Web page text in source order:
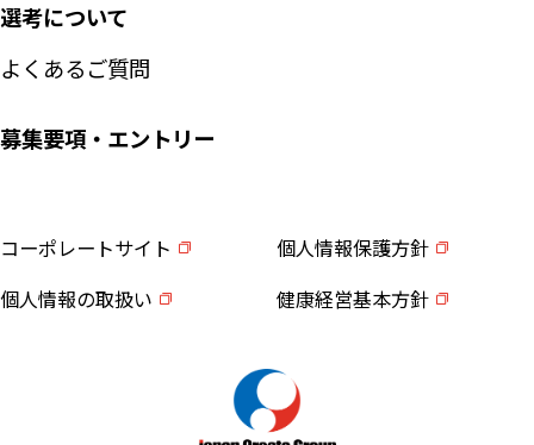
選考について
よくあるご質問
募集要項・エントリー
コーポレートサイト
個人情報保護方針
個人情報の取扱い
健康経営基本方針